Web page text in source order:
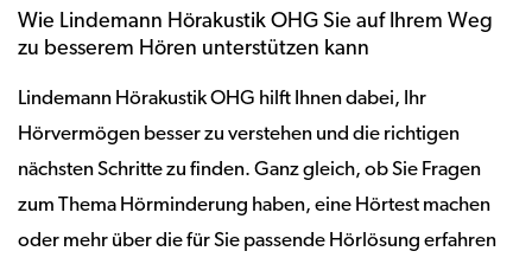
Wie Lindemann Hörakustik OHG Sie auf Ihrem Weg
zu besserem Hören unterstützen kann
Lindemann Hörakustik OHG hilft Ihnen dabei, Ihr
Hörvermögen besser zu verstehen und die richtigen
nächsten Schritte zu finden. Ganz gleich, ob Sie Fragen
zum Thema Hörminderung haben, eine Hörtest machen
oder mehr über die für Sie passende Hörlösung erfahren